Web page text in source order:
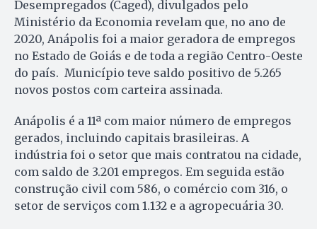
Desempregados (Caged), divulgados pelo
Ministério da Economia revelam que, no ano de
2020, Anápolis foi a maior geradora de empregos
no Estado de Goiás e de toda a região Centro-Oeste
do país. Município teve saldo positivo de 5.265
novos postos com carteira assinada.
Anápolis é a 11ª com maior número de empregos
gerados, incluindo capitais brasileiras. A
indústria foi o setor que mais contratou na cidade,
com saldo de 3.201 empregos. Em seguida estão
construção civil com 586, o comércio com 316, o
setor de serviços com 1.132 e a agropecuária 30.